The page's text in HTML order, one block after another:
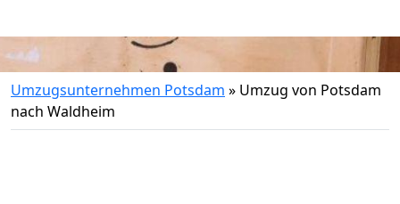
Umzugsunternehmen Potsdam » Umzug von Potsdam
nach Waldheim